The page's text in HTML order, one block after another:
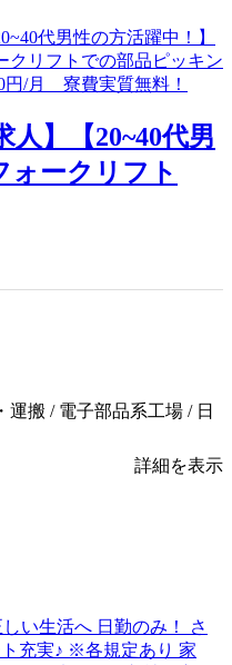
人】【20~40代男
ォークリフト
搬 / 電子部品系工場 / 日
詳細を表示